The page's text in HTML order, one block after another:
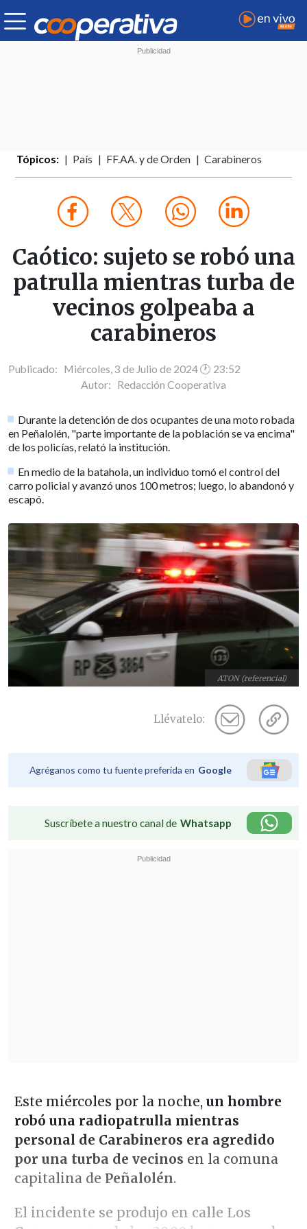
Tópicos: País FF.AA. y de Orden Carabineros
Caótico: sujeto se robó una
patrulla mientras turba de
vecinos golpeaba a
carabineros
Publicado: Miércoles, 3 de Julio de 2024 🕐 23:52
Autor: Redacción Cooperativa
Durante la detención de dos ocupantes de una moto robada
en Peñalolén, "parte importante de la población se va encima"
de los policías, relató la institución.
En medio de la batahola, un individuo tomó el control del
carro policial y avanzó unos 100 metros; luego, lo abandonó y
escapó.
ATON (referencial)
Llévatelo:
Agréganos como tu fuente preferida en Google
Suscríbete a nuestro canal de Whatsapp
Este miércoles por la noche, un hombre
robó una radiopatrulla mientras
personal de Carabineros era agredido
por una turba de vecinos en la comuna
capitalina de Peñalolén.
El incidente se produjo en calle Los